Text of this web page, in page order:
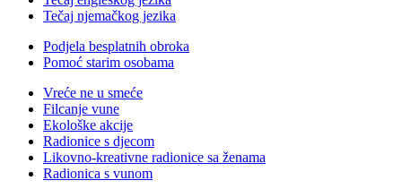
Tečaj njemačkog jezika
Podjela besplatnih obroka
Pomoć starim osobama
Vreće ne u smeće
Filcanje vune
Ekološke akcije
Radionice s djecom
Likovno-kreativne radionice sa ženama
Radionica s vunom